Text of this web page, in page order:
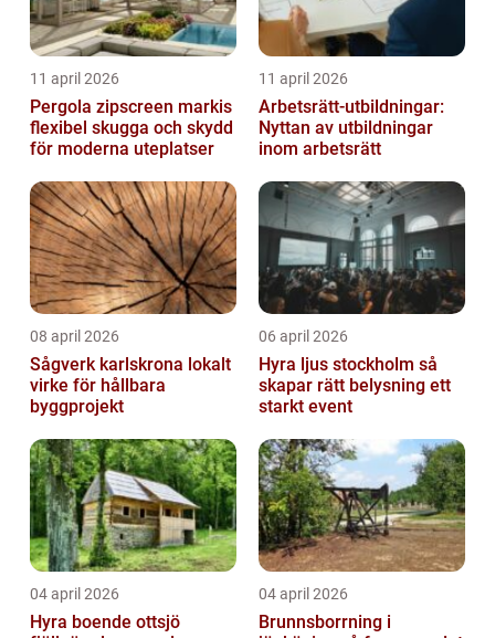
11 april 2026
Pergola zipscreen markis
flexibel skugga och skydd
för moderna uteplatser
11 april 2026
Arbetsrätt-utbildningar:
Nyttan av utbildningar
inom arbetsrätt
08 april 2026
Sågverk karlskrona lokalt
virke för hållbara
byggprojekt
06 april 2026
Hyra ljus stockholm så
skapar rätt belysning ett
starkt event
04 april 2026
Hyra boende ottsjö
04 april 2026
Brunnsborrning i